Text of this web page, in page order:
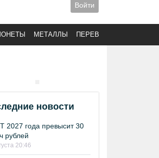
Войти
МЕТАЛЛЫ ПЕРЕВОДЫ
новости
2027 года превысит 30
рублей
20:46